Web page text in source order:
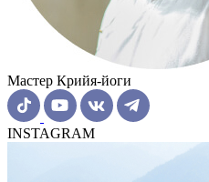
Мастер Крийя-йоги
INSTAGRAM